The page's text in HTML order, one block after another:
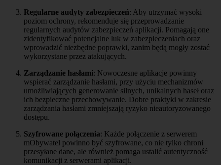
Regularne audyty zabezpieczeń: Aby utrzymać wysoki
poziom ochrony, rekomenduje się przeprowadzanie
regularnych audytów zabezpieczeń aplikacji. Pomagają one
zidentyfikować potencjalne luk w zabezpieczeniach oraz
wprowadzić niezbędne poprawki, zanim będą mogły zostać
wykorzystane przez atakujących.
Zarządzanie hasłami: Nowoczesne aplikacje powinny
wspierać zarządzanie hasłami, przy użyciu mechanizmów
umożliwiających generowanie silnych, unikalnych haseł oraz
ich bezpieczne przechowywanie. Dobre praktyki w zakresie
zarządzania hasłami zmniejszają ryzyko nieautoryzowanego
dostępu.
Szyfrowane połączenia: Każde połączenie z serwerem
mObywatel powinno być szyfrowane, co nie tylko chroni
przesyłane dane, ale również pomaga ustalić autentyczność
komunikacji z serwerami aplikacji.